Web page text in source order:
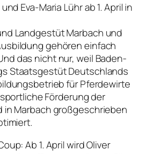
Eva-Maria Lühr ab 1. April in
Landgestüt Marbach und
gehören einfach
das nicht nur, weil Baden-
Staatsgestüt Deutschlands
für Pferdewirte
Förderung der
in Marbach großgeschrieben
Ab 1. April wird Oliver